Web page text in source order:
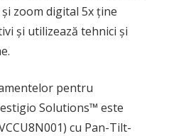
zoom digital 5x ține
și utilizează tehnici și
pentru
Solutions™ este
cu Pan-Tilt-